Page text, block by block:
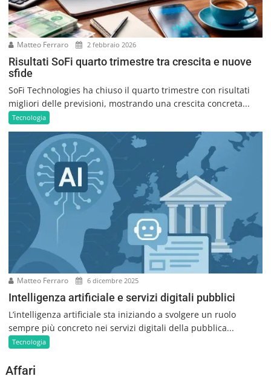
Matteo Ferraro 2 febbraio 2026
Risultati SoFi quarto trimestre tra crescita e nuove
sfide
SoFi Technologies ha chiuso il quarto trimestre con risultati
migliori delle previsioni, mostrando una crescita concreta...
Tecnologia
Matteo Ferraro 6 dicembre 2025
Intelligenza artificiale e servizi digitali pubblici
L’intelligenza artificiale sta iniziando a svolgere un ruolo
sempre più concreto nei servizi digitali della pubblica...
Tecnologia
Affari